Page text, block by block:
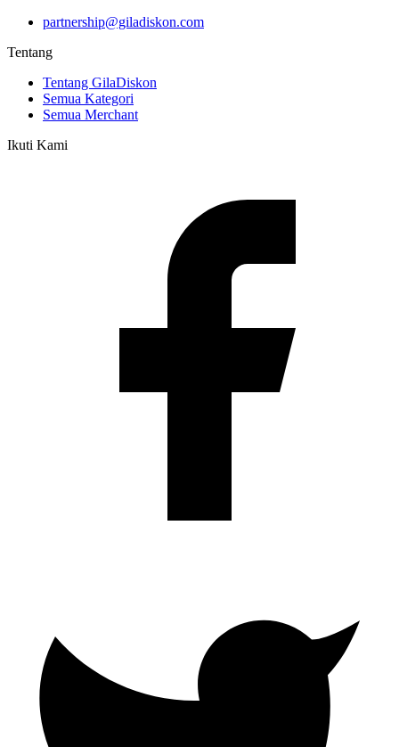
partnership@giladiskon.com
Tentang
Tentang GilaDiskon
Semua Kategori
Semua Merchant
Ikuti Kami